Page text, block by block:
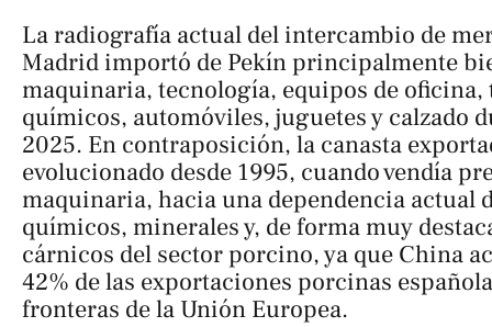
La radiografía actual del intercambio de
Madrid importó de Pekín principalmente
maquinaria, tecnología, equipos de
químicos, automóviles, juguetes y calzado
2025. En contraposición, la canasta
evolucionado desde 1995, cuando vendía
maquinaria, hacia una dependencia actual
químicos, minerales y, de forma muy
cárnicos del sector porcino, ya que China
42% de las exportaciones porcinas
fronteras de la Unión Europea.